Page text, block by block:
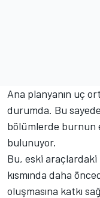
Ana planyanın uç
durumda. Bu
bölümlerde burnun
bulunuyor.
Bu, eski araçlardaki
kısmında daha
oluşmasına katkı